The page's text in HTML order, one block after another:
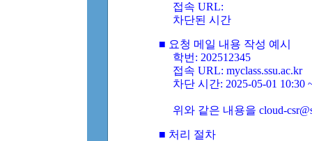
접속 URL:
차단된 시간
■ 요청 메일 내용 작성 예시
학번: 202512345
접속 URL: myclass.ssu.ac.kr
차단 시간: 2025-05-01 10:30
위와 같은 내용을 cloud-
■ 처리 절차